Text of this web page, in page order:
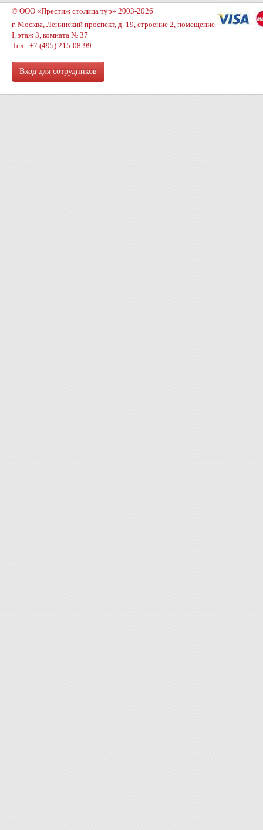
© ООО «Престиж столица тур» 2003-2026
г. Москва, Ленинский проспект, д. 19, строение 2, помещение
I, этаж 3, комната № 37
Тел.: +7 (495) 215-08-99
Вход для сотрудников